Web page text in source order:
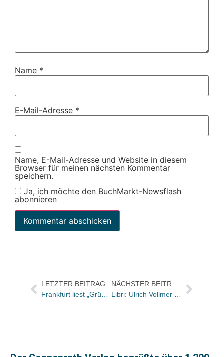
Name *
E-Mail-Adresse *
Name, E-Mail-Adresse und Website in diesem
Browser für meinen nächsten Kommentar
speichern.
Ja, ich möchte den BuchMarkt-Newsflash
abonnieren
LETZTER BEITRAG